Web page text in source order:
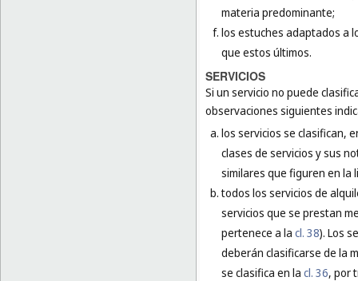
materia predominante;
los estuches adaptados a
que estos últimos.
SERVICIOS
Si un servicio no puede
observaciones siguientes
los servicios se clasifican,
clases de servicios y sus
similares que figuren en la
todos los servicios de
servicios que se prestan
pertenece a la cl. 38). Los
deberán clasificarse de la
se clasifica en la cl. 36, por